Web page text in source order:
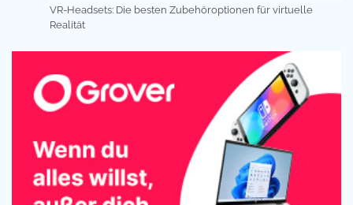
VR-Headsets: Die besten Zubehöroptionen für virtuelle
Realität